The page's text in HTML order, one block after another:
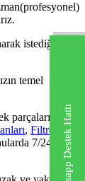
istediğiniz
temel
parçaları,
, Filtre
7/24
Whatsapp Destek Hattı